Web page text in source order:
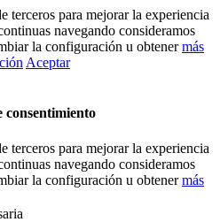
terceros para mejorar la experiencia
navegando consideramos
la configuración u obtenermás
Aceptar
consentimiento
terceros para mejorar la experiencia
navegando consideramos
la configuración u obtenermás